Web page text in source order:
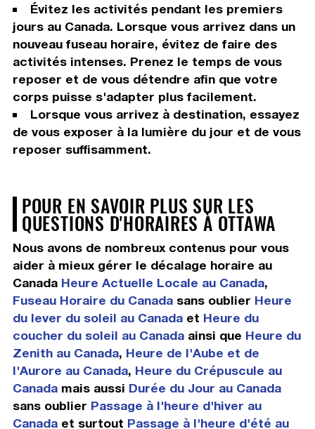
Évitez les activités pendant les premiers
jours au Canada. Lorsque vous arrivez dans un
nouveau fuseau horaire, évitez de faire des
activités intenses. Prenez le temps de vous
reposer et de vous détendre afin que votre
corps puisse s'adapter plus facilement.
Lorsque vous arrivez à destination, essayez
de vous exposer à la lumière du jour et de vous
reposer suffisamment.
POUR EN SAVOIR PLUS SUR LES
QUESTIONS D'HORAIRES À OTTAWA
Nous avons de nombreux contenus pour vous
aider à mieux gérer le décalage horaire au
Canada Heure Actuelle Locale au Canada,
Fuseau Horaire du Canadasans oublier Heure
du lever du soleil au Canadaet Heure du
coucher du soleil au Canadaainsi que Heure du
Zenith au Canada, Heure de l'Aube et de
l'Aurore au Canada, Heure du Crépuscule au
Canadamais aussi Durée du Jour au Canada
sans oublier Passage à l'heure d'hiver au
Canadaet surtout Passage à l'heure d'été au